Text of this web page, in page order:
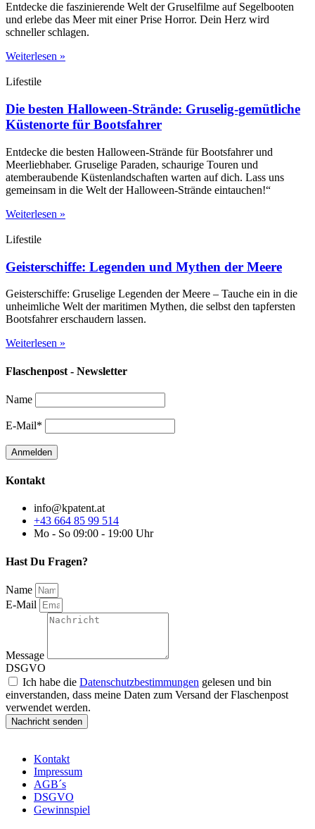
Entdecke die faszinierende Welt der Gruselfilme auf Segelbooten
und erlebe das Meer mit einer Prise Horror. Dein Herz wird
schneller schlagen.
Weiterlesen »
Lifestile
Die besten Halloween-Strände: Gruselig-gemütliche
Küstenorte für Bootsfahrer
Entdecke die besten Halloween-Strände für Bootsfahrer und
Meerliebhaber. Gruselige Paraden, schaurige Touren und
atemberaubende Küstenlandschaften warten auf dich. Lass uns
gemeinsam in die Welt der Halloween-Strände eintauchen!“
Weiterlesen »
Lifestile
Geisterschiffe: Legenden und Mythen der Meere
Geisterschiffe: Gruselige Legenden der Meere – Tauche ein in die
unheimliche Welt der maritimen Mythen, die selbst den tapfersten
Bootsfahrer erschaudern lassen.
Weiterlesen »
Flaschenpost - Newsletter
Name
E-Mail*
Kontakt
info@kpatent.at
+43 664 85 99 514
Mo - So 09:00 - 19:00 Uhr
Hast Du Fragen?
Name
E-Mail
Message
DSGVO
Ich habe die Datenschutzbestimmungen gelesen und bin
einverstanden, dass meine Daten zum Versand der Flaschenpost
verwendet werden.
Nachricht senden
Kontakt
Impressum
AGB´s
DSGVO
Gewinnspiel